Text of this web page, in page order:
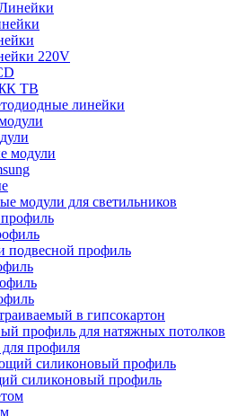
220V
ТВ
линейки
модули
модули для светильников
подвесной профиль
в гипсокартон
профиль для натяжных потолков
профиля
силиконовый профиль